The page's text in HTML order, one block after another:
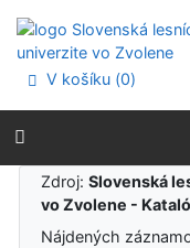
Prejsť na menu
Prehlásenie o
V košíku (0)
Výsledky
Zdroj:Slovenská
vo Zvolene -
Nájdených